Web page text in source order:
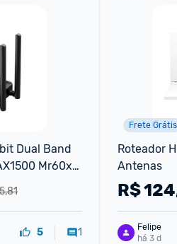
Dual Band
Mr60x
5 1
Frete Grátis
Roteador
Antenas
R$
Felipe
há 3 d